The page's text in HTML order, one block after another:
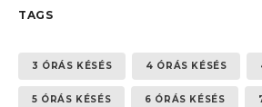
TAGS
3 ÓRÁS KÉSÉS 4 ÓRÁS KÉSÉS
5 ÓRÁS KÉSÉS 6 ÓRÁS KÉSÉS